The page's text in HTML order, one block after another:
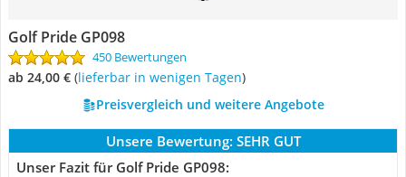
Golf Pride GP098
450 Bewertungen
ab 24,00 € ( Lieferbar in wenigen Tagen)
Preisvergleich und weitere Angebote
Unsere Bewertung: SEHR GUT
Unser Fazit für Golf Pride GP098: